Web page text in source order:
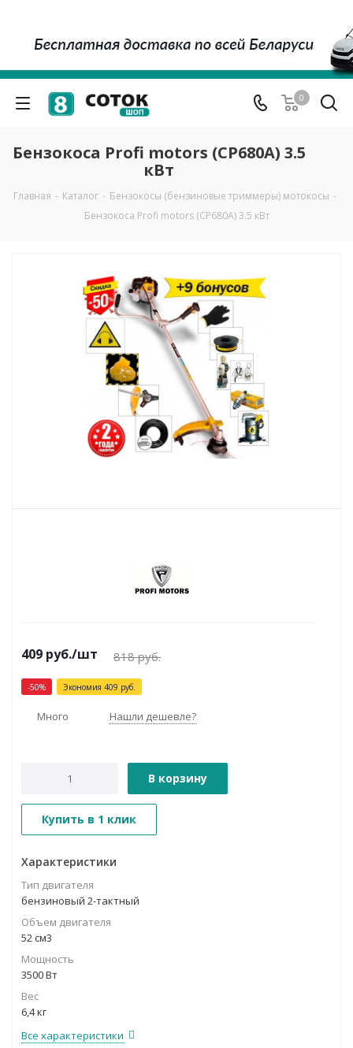
0
Бензокоса Profi motors (CР680А) 3.5
кВт
Главная - Каталог - Бензокосы (бензиновые триммеры) мотокосы -
Бензокоса Profi motors (CР680А) 3.5 кВт
409 руб./шт 818руб.
-50% Экономия 409 руб.
Много Нашли дешевле?
В корзину
Купить в 1 клик
Характеристики
Тип двигателя
бензиновый 2-тактный
Объем двигателя
52 см3
Мощность
3500 Вт
Вес
6,4 кг
Все характеристики